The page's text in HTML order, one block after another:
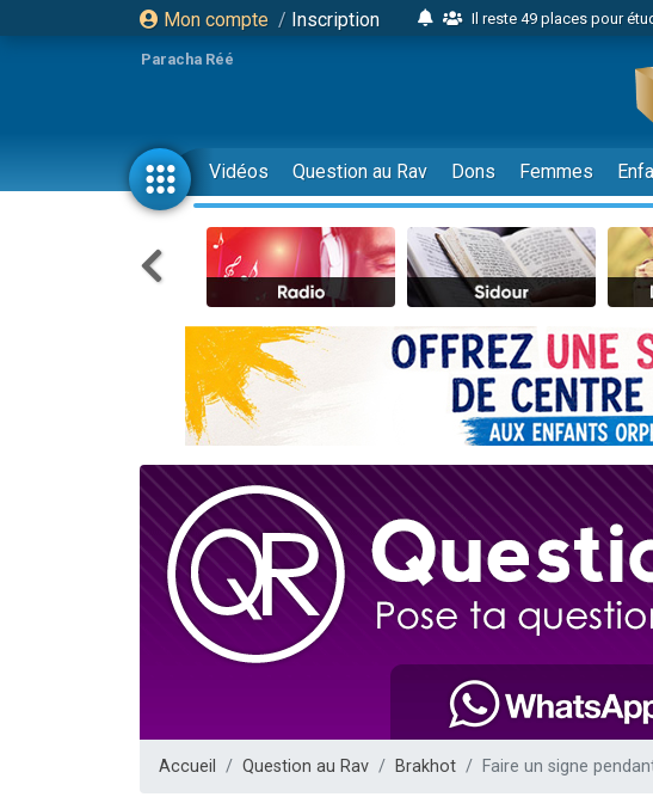
Mon compte / Inscription
Il reste 49 places pour
2 personnes viennent de
6 personnes viennent de
4 personnes viennent de
2 personnes viennent de
17 personnes viennent de
4 personnes viennent de
Il reste 49 places pour
Eva vient de donner son
4 personnes viennent de
3 personnes viennent de
Odaya vient de donner son
3 personnes viennent de
2 personnes viennent de
13 personnes viennent de
Il reste 49 places pour
12 nouvelles musiques
29 personnes viennent de
Paracha Réé
Vidéos Question au Rav Dons Femmes
Accueil Question au Rav Brakhot Faire un signe